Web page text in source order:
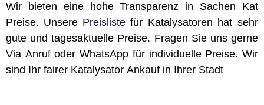
Wir bieten eine hohe Transparenz in Sachen Kat
Preise. Unsere Preisliste für Katalysatoren hat sehr
gute und tagesaktuelle Preise. Fragen Sie uns gerne
Via Anruf oder WhatsApp für individuelle Preise. Wir
sind Ihr fairer Katalysator Ankauf in Ihrer Stadt